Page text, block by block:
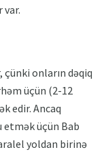
onların dəqiq
üçün (2-12
edir. Ancaq
etmək üçün Bab
yoldan birinə